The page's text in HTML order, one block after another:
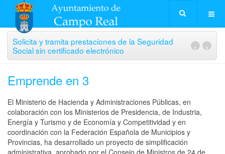
Solicita y tramita prestaciones de la Seguridad
Social sin certificado electrónico
›
‹
Emprende en 3
El Ministerio de Hacienda y Administraciones Públicas, en
colaboración con los Ministerios de Presidencia, de Industria,
Energía y Turismo y de Economía y Competitividad y en
coordinación con la Federación Española de Municipios y
Provincias, ha desarrollado un proyecto de simplificación
administrativa, aprobado por el Consejo de Ministros de 24 de